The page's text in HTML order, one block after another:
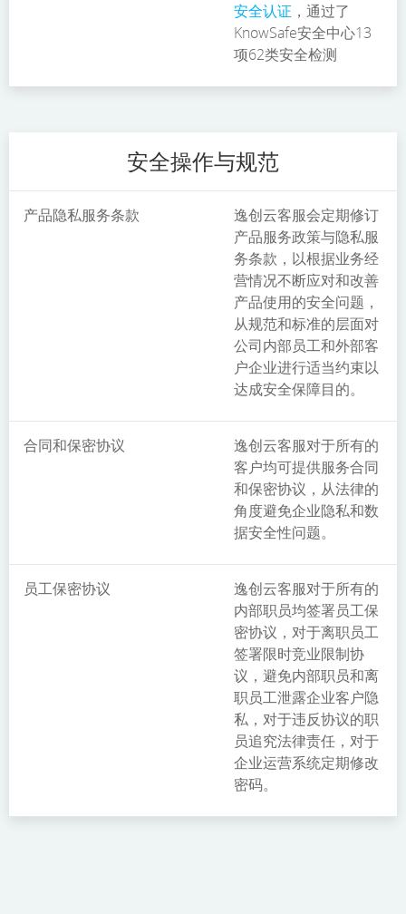
安全认证 ，通过了
KnowSafe安全中心13
项62类安全检测
安全操作与规范
产品隐私服务条款
逸创云客服会定期修订
产品服务政策与隐私服
务条款，以根据业务经
营情况不断应对和改善
产品使用的安全问题，
从规范和标准的层面对
公司内部员工和外部客
户企业进行适当约束以
达成安全保障目的。
合同和保密协议
逸创云客服对于所有的
客户均可提供服务合同
和保密协议，从法律的
角度避免企业隐私和数
据安全性问题。
员工保密协议
逸创云客服对于所有的
内部职员均签署员工保
密协议，对于离职员工
签署限时竞业限制协
议，避免内部职员和离
职员工泄露企业客户隐
私，对于违反协议的职
员追究法律责任，对于
企业运营系统定期修改
密码。